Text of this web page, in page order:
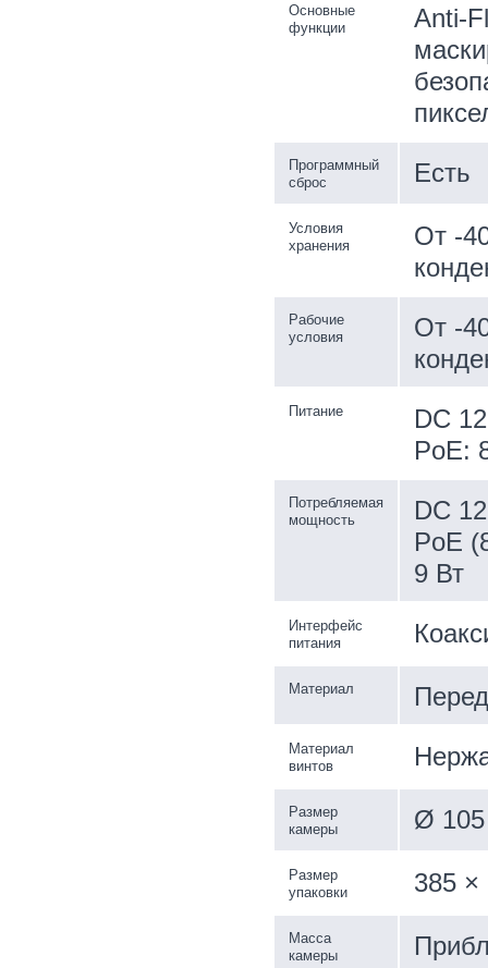
Основные
функции
Anti-
Программный
сброс
Есть
Условия
хранения
От -
Рабочие
условия
От -
Питание
DC
PoE:
Потребляемая
мощность
DC
PoE
9 Вт
Интерфейс
питания
Материал
Материал
винтов
Размер
камеры
Ø
Размер
упаковки
385
Масса
камеры